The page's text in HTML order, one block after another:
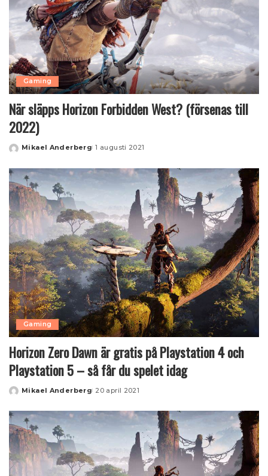
Gaming
När släpps Horizon Forbidden West? (försenas till
2022)
Posted
Mikael Anderberg 1 augusti 2021
Gaming
Horizon Zero Dawn är gratis på Playstation 4 och
Playstation 5 – så får du spelet idag
Posted
Mikael Anderberg 20 april 2021